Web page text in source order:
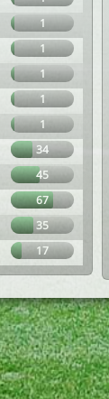
1
1
1
1
1
34
45
67
35
17